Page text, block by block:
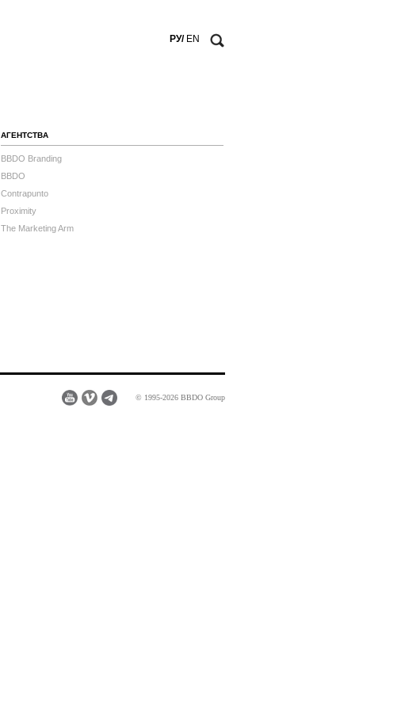
РУ/ EN
АГЕНТСТВА
BBDO Branding
BBDO
Contrapunto
Proximity
The Marketing Arm
© 1995-2026 BBDO Group